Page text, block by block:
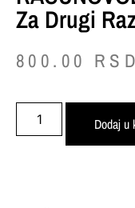
Za Drugi
800.00 RSD
Dodaj u